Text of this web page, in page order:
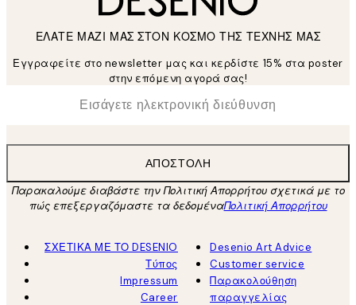
ΕΛΑΤΕ ΜΑΖΙ ΜΑΣ ΣΤΟΝ ΚΟΣΜΟ ΤΗΣ ΤΕΧΝΗΣ ΜΑΣ
Εγγραφείτε στο newsletter μας και κερδίστε 15% στα poster
στην επόμενη αγορά σας!
Ηλεκτρονική Διεύθυνση
ΑΠΟΣΤΟΛΉ
Παρακαλούμε διαβάστε την Πολιτική Απορρήτου σχετικά με το
πώς επεξεργαζόμαστε τα δεδομέναΠολιτική Απορρήτου
ΣΧΕΤΙΚΑ ΜΕ ΤΟ DESENIO
Τύπος
Impressum
Career
Desenio Art Advice
Customer service
Παρακολούθηση
παραγγελίας